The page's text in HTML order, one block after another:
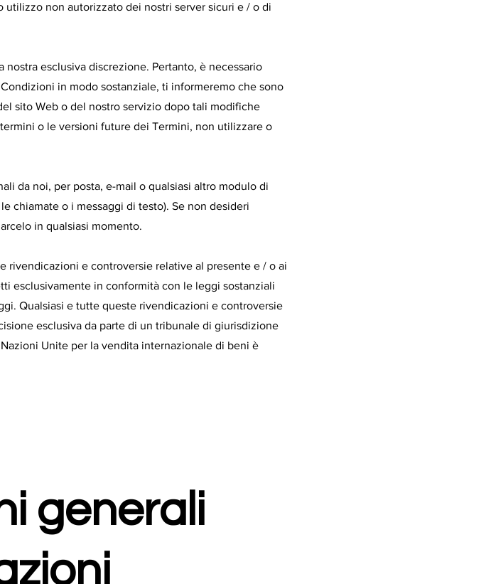
utilizzo non autorizzato dei nostri server sicuri e / o di
esclusiva discrezione. Pertanto, è necessario
in modo sostanziale, ti informeremo che sono
sito Web o del nostro servizio dopo tali modifiche
o le versioni future dei Termini, non utilizzare o
da noi, per posta, e-mail o qualsiasi altro modulo di
chiamate o i messaggi di testo). Se non desideri
in qualsiasi momento.
e controversie relative al presente e / o ai
esclusivamente in conformità con le leggi sostanziali
Qualsiasi e tutte queste rivendicazioni e controversie
esclusiva da parte di un tribunale di giurisdizione
Unite per la vendita internazionale di beni è
generali